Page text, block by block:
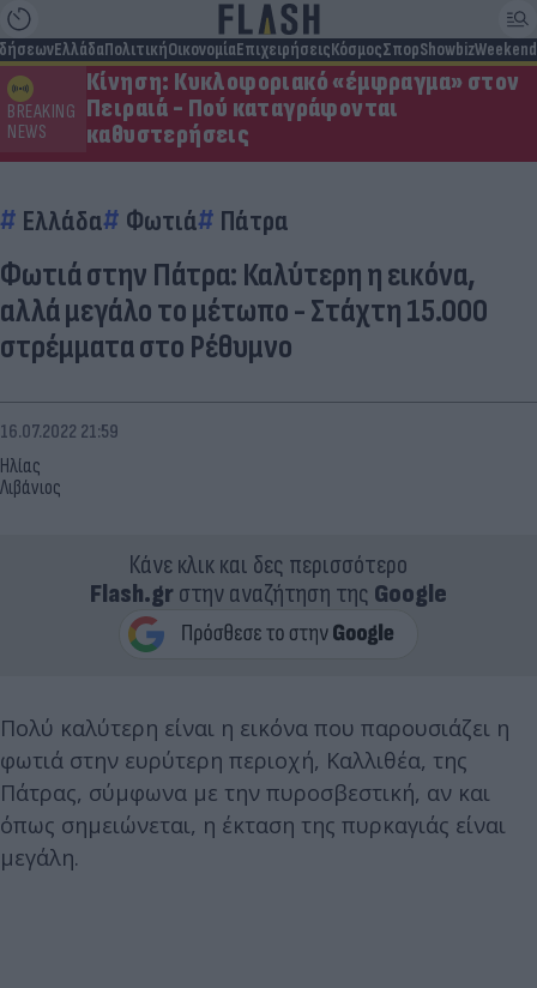
ΕλλάδαΠολιτικήΟικονομίαΕπιχειρήσειςΚόσμοςΣπορShowbizWeekend
BREAKING
NEWS
Κίνηση: Κυκλοφοριακό «έμφραγμα» στον
Πειραιά - Πού καταγράφονται
καθυστερήσεις
Ελλάδα Φωτιά Πάτρα
Φωτιά στην Πάτρα: Καλύτερη η εικόνα,
αλλά μεγάλο το μέτωπο - Στάχτη 15.000
στρέμματα στο Ρέθυμνο
Ηλίας
Λιβάνιος
16.07.2022 21:59
Κάνε κλικ και δες περισσότερο
Flash.grστην αναζήτηση της Google
Πολύ καλύτερη είναι η εικόνα που παρουσιάζει η
φωτιά στην ευρύτερη περιοχή, Καλλιθέα, της
Πάτρας, σύμφωνα με την πυροσβεστική, αν και
όπως σημειώνεται, η έκταση της πυρκαγιάς είναι
μεγάλη.